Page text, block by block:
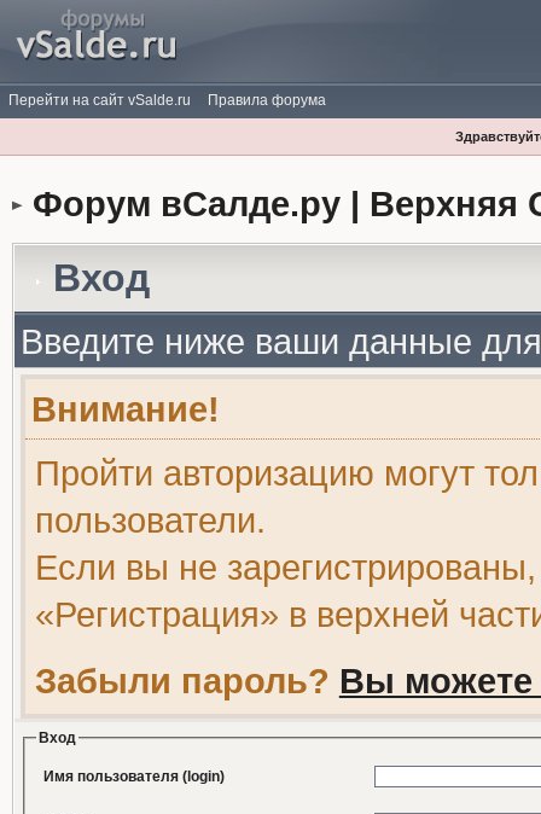
Перейти на сайт vSalde.ru Правила форума
Форум вСалде.ру | Верхняя
Вход
Введите ниже ваши данные
Внимание!
Пройти авторизацию могут
пользователи.
Если вы не
«Регистрация» в верхней
Забыли пароль? Вы можете
Вход
Имя пользователя (login)